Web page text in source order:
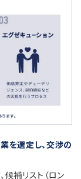
を選定し、交渉の
補リスト（ロン